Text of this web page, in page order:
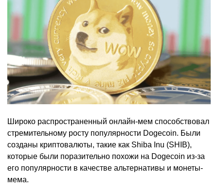
Широко распространенный онлайн-мем способствовал
стремительному росту популярности Dogecoin. Были
созданы криптовалюты, такие как Shiba Inu (SHIB),
которые были поразительно похожи на Dogecoin из-за
его популярности в качестве альтернативы и монеты-
мема.